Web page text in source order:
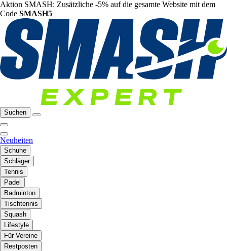
Aktion SMASH: Zusätzliche -5% auf die gesamte Website mit dem
Code SMASH5
Suchen
Neuheiten
Schuhe
Schläger
Tennis
Padel
Badminton
Tischtennis
Squash
Lifestyle
Für Vereine
Restposten